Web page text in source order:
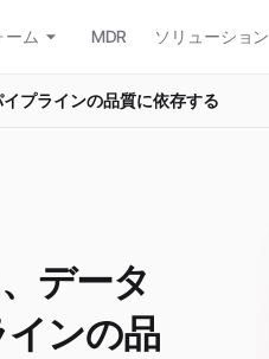
ーム
MDR ソリューション
プラインの品質に依存する
データ
ンの品